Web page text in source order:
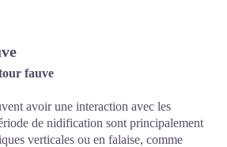
fauve
avoir une interaction avec les
de nidification sont principalement
verticales ou en falaise, comme